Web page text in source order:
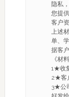
隐私
您提
客户
上述
单、
据客
《材
1★收
2★客
3★公